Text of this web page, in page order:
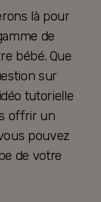
là pour
de
bébé. Que
sur
tutorielle
offrir un
pouvez
de votre